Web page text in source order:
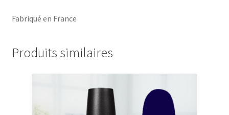
Fabriqué en France
Produits similaires